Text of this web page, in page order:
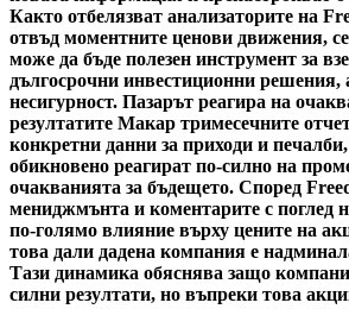
Както отбелязват анализаторите на
отвъд моментните ценови движения,
може да бъде полезен инструмент за
дългосрочни инвестиционни решения,
несигурност. Пазарът реагира на
резултатите Макар тримесечните
конкретни данни за приходи и
обикновено реагират по-силно на
очакванията за бъдещето. Според
мениджмънта и коментарите с поглед
по-голямо влияние върху цените на
това дали дадена компания е
Тази динамика обяснява защо
силни резултати, но въпреки това